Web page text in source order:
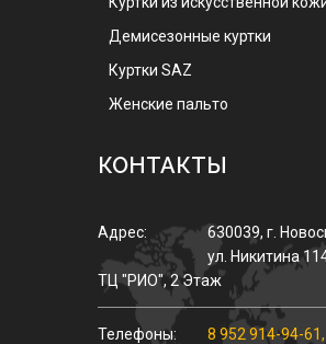
Демисезонные куртки
Куртки SAZ
Женские пальто
КОНТАКТЫ
Адрес: 630039, г.
ул. Никитина
ТЦ "РИО", 2 Этаж
Телефоны: 8 952 914-94-61,